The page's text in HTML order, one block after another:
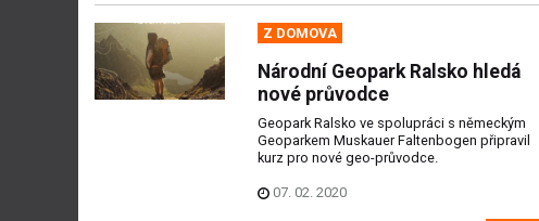
Z DOMOVA
Národní Geopark Ralsko hledá
nové průvodce
Geopark Ralsko ve spolupráci s německým
Geoparkem Muskauer Faltenbogen připravil
kurz pro nové geo-průvodce.
07. 02. 2020